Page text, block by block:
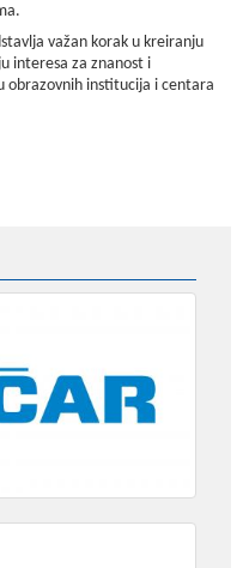
važan korak u kreiranju
interesa za znanost i
obrazovnih institucija i centara